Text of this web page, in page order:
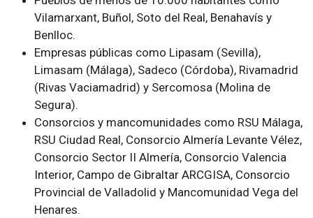
Vilamarxant, Buñol, Soto del Real, Benahavís y
Benlloc.
Empresas públicas como Lipasam (Sevilla),
Limasam (Málaga), Sadeco (Córdoba), Rivamadrid
(Rivas Vaciamadrid) y Sercomosa (Molina de
Segura).
Consorcios y mancomunidades como RSU Málaga,
RSU Ciudad Real, Consorcio Almería Levante Vélez,
Consorcio Sector II Almería, Consorcio Valencia
Interior, Campo de Gibraltar ARCGISA, Consorcio
Provincial de Valladolid y Mancomunidad Vega del
Henares.